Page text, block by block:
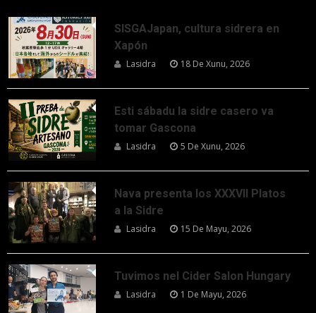
SISGAJapan, cultura sidrera en
Xapón
Lasidra 18 De Xunu, 2026
Esti sábadu la sidre casero va
tomar Gascona
Lasidra 5 De Xunu, 2026
Nava presenta los XXXVII Platos
a la Sidre
Lasidra 15 De Mayu, 2026
Tuvimos nel Cider Salon Hungary
Lasidra 1 De Mayu, 2026